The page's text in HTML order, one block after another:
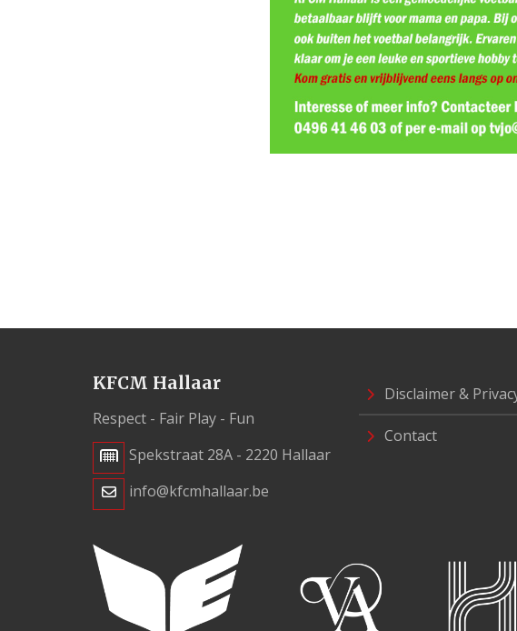
KFCM Hallaar
Respect - Fair Play - Fun
Spekstraat 28A - 2220 Hallaar
info@kfcmhallaar.be
Disclaimer &
Contact